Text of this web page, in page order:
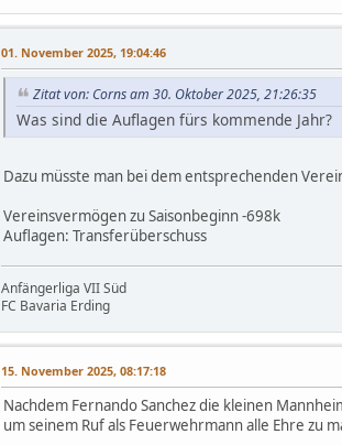
01. November 2025, 19:04:46
Zitat von: Corns am 30. Oktober 2025, 21:26:35
Was sind die Auflagen fürs kommende Jahr?
Dazu müsste man bei dem entsprechenden
Vereinsvermögen zu Saisonbeginn -698k
Auflagen: Transferüberschuss
Anfängerliga VII Süd
FC Bavaria Erding
15. November 2025, 08:17:18
Nachdem Fernando Sanchez die kleinen
um seinem Ruf als Feuerwehrmann alle Ehre zu